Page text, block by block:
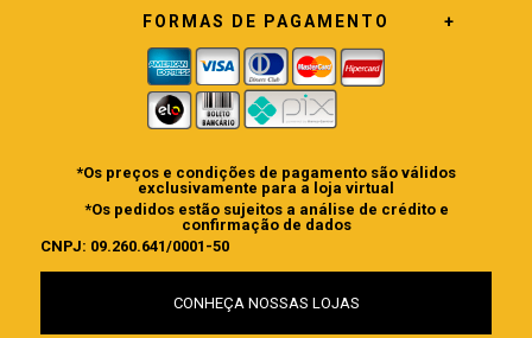
FORMAS DE PAGAMENTO
*Os preços e condições de pagamento são válidos
exclusivamente para a loja virtual
*Os pedidos estão sujeitos a análise de crédito e
confirmação de dados
CNPJ: 09.260.641/0001-50
CONHEÇA NOSSAS LOJAS